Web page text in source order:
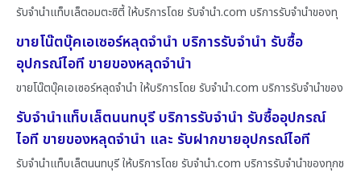
รับจำนำแท็บเล็ตอมตะซิตี้ ให้บริการโดย รับจํานํา.com บริการรับจำนำของทุ
ขายโน๊ตบุ๊คเอเซอร์หลุดจำนำ บริการรับจำนำ รับซื้อ
อุปกรณ์ไอที ขายของหลุดจำนำ
ขายโน๊ตบุ๊คเอเซอร์หลุดจำนำ ให้บริการโดย รับจํานํา.com บริการรับจำนำของ
รับจำนำแท็บเล็ตนนทบุรี บริการรับจำนำ รับซื้ออุปกรณ์
ไอที ขายของหลุดจำนำ และ รับฝากขายอุปกรณ์ไอที
รับจำนำแท็บเล็ตนนทบุรี ให้บริการโดย รับจํานํา.com บริการรับจำนำของทุกช